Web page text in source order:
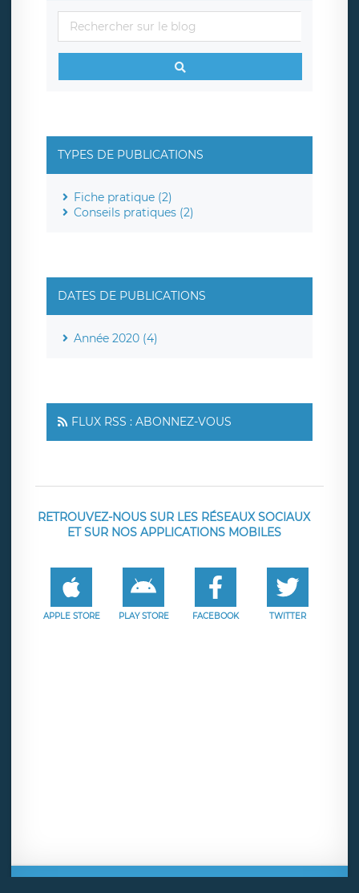
TYPES DE PUBLICATIONS
Fiche pratique (2)
Conseils pratiques (2)
DATES DE PUBLICATIONS
Année 2020 (4)
FLUX RSS : ABONNEZ-VOUS
RETROUVEZ-NOUS SUR LES RÉSEAUX SOCIAUX
ET SUR NOS APPLICATIONS MOBILES
APPLE STORE PLAY STORE FACEBOOK TWITTER